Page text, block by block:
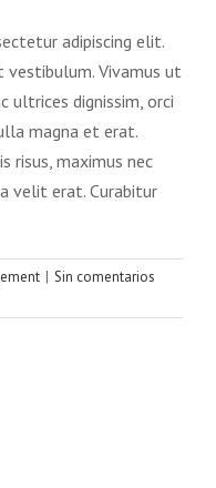
adipiscing elit.
vestibulum. Vivamus ut
ultrices dignissim, orci
magna et erat.
risus, maximus nec
velit erat. Curabitur
| Sin comentarios